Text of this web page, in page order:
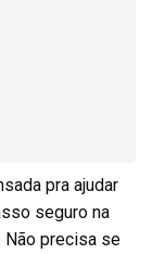
pra ajudar
seguro na
Não precisa se